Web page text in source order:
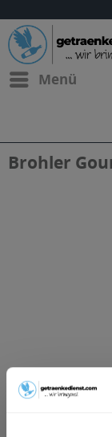
Menü
Brohler
ab 11,09